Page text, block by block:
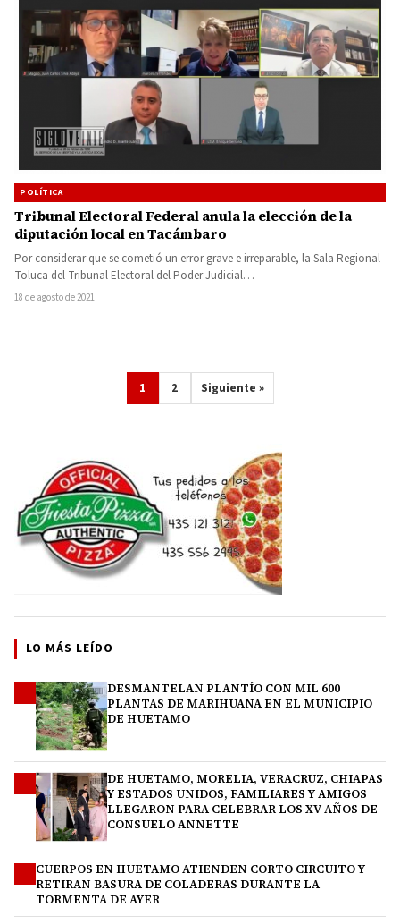
POLÍTICA
Tribunal Electoral Federal anula la elección de la
diputación local en Tacámbaro
Por considerar que se cometió un error grave e irreparable, la Sala Regional
Toluca del Tribunal Electoral del Poder Judicial…
18 de agosto de 2021
1 2 Siguiente »
LO MÁS LEÍDO
DESMANTELAN PLANTÍO CON MIL 600
PLANTAS DE MARIHUANA EN EL MUNICIPIO
DE HUETAMO
DE HUETAMO, MORELIA, VERACRUZ, CHIAPAS
Y ESTADOS UNIDOS, FAMILIARES Y AMIGOS
LLEGARON PARA CELEBRAR LOS XV AÑOS DE
CONSUELO ANNETTE
CUERPOS EN HUETAMO ATIENDEN CORTO CIRCUITO Y
RETIRAN BASURA DE COLADERAS DURANTE LA
TORMENTA DE AYER